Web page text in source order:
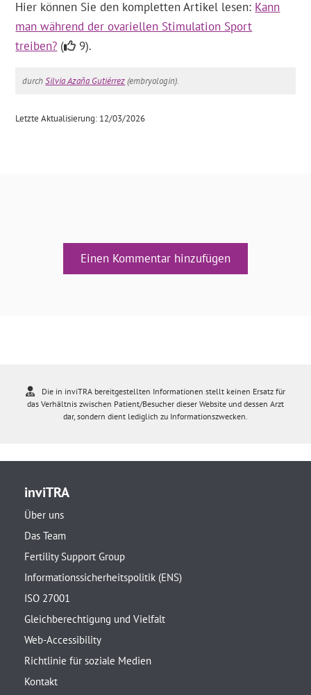
Hier können Sie den kompletten Artikel lesen: Kann
man während der ovariellen Stimulation Sport
treiben? ( 9).
durchSilvia Azaña Gutiérrez(embryologin).
Letzte Aktualisierung: 12/03/2026
Einen Kommentar hinzufügen
Die in inviTRA bereitgestellten Informationen stellt keinen Ersatz für
das Verhältnis zwischen Patient/Besucher dieser Website und dessen Arzt
dar, sondern dient lediglich zu Informationszwecken.
inviTRA
Über uns
Das Team
Fertility Support Group
Informationssicherheitspolitik (ENS)
ISO 27001
Gleichberechtigung und Vielfalt
Web-Accessibility
Richtlinie für soziale Medien
Kontakt